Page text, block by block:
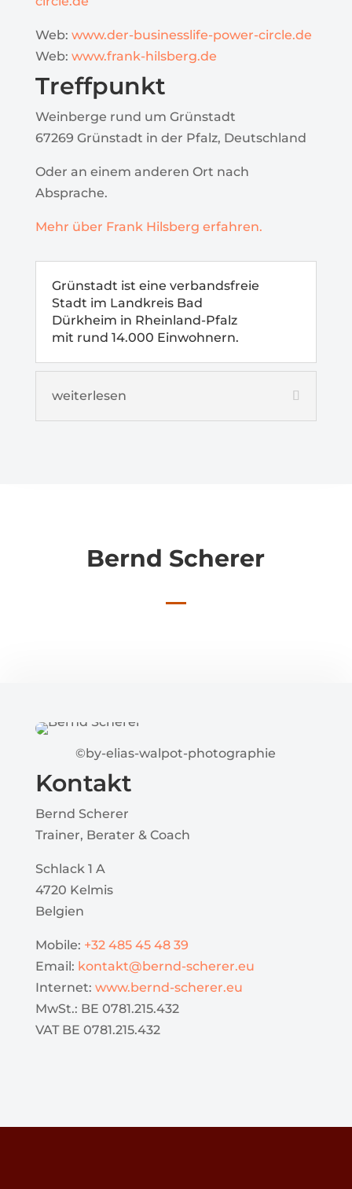
Web: www.der-businesslife-power-circle.de
Web: www.frank-hilsberg.de
Treffpunkt
Weinberge rund um Grünstadt
67269 Grünstadt in der Pfalz, Deutschland
Oder an einem anderen Ort nach
Absprache.
Mehr über Frank Hilsberg erfahren.
Grünstadt ist eine verbandsfreie
Stadt im Landkreis Bad
Dürkheim in Rheinland-Pfalz
mit rund 14.000 Einwohnern.
weiterlesen
Bernd Scherer
©by-elias-walpot-photographie
Kontakt
Bernd Scherer
Trainer, Berater & Coach
Schlack 1 A
4720 Kelmis
Belgien
Mobile: +32 485 45 48 39
Email: kontakt@bernd-scherer.eu
Internet: www.bernd-scherer.eu
MwSt.: BE 0781.215.432
VAT BE 0781.215.432